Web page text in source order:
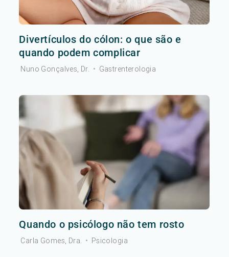
Divertículos do cólon: o que são e
quando podem complicar
Nuno Gonçalves, Dr. • Gastrenterologia
Quando o psicólogo não tem rosto
Carla Gomes, Dra. • Psicologia